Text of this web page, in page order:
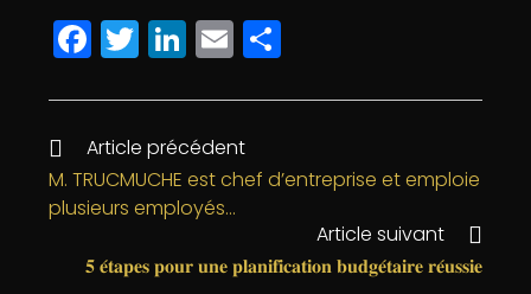
F
a
c
e
b
o
o
T
w
itt
e
r
Li
n
k
e
dI
n
E
m
ai
l
rt
g
r
Article précédent
M. TRUCMUCHE est chef d’entreprise et emploie
plusieurs employés…
Article suivant
𝟓 𝐞́𝐭𝐚𝐩𝐞𝐬 𝐩𝐨𝐮𝐫 𝐮𝐧𝐞 𝐩𝐥𝐚𝐧𝐢𝐟𝐢𝐜𝐚𝐭𝐢𝐨𝐧 𝐛𝐮𝐝𝐠𝐞́𝐭𝐚𝐢𝐫𝐞 𝐫𝐞́𝐮𝐬𝐬𝐢𝐞